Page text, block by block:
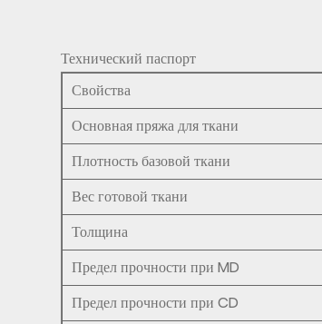
Технический паспорт
Свойства
Основная пряжа для ткани
Плотность базовой ткани
Вес готовой ткани
Толщина
Предел прочности при MD
Предел прочности при CD